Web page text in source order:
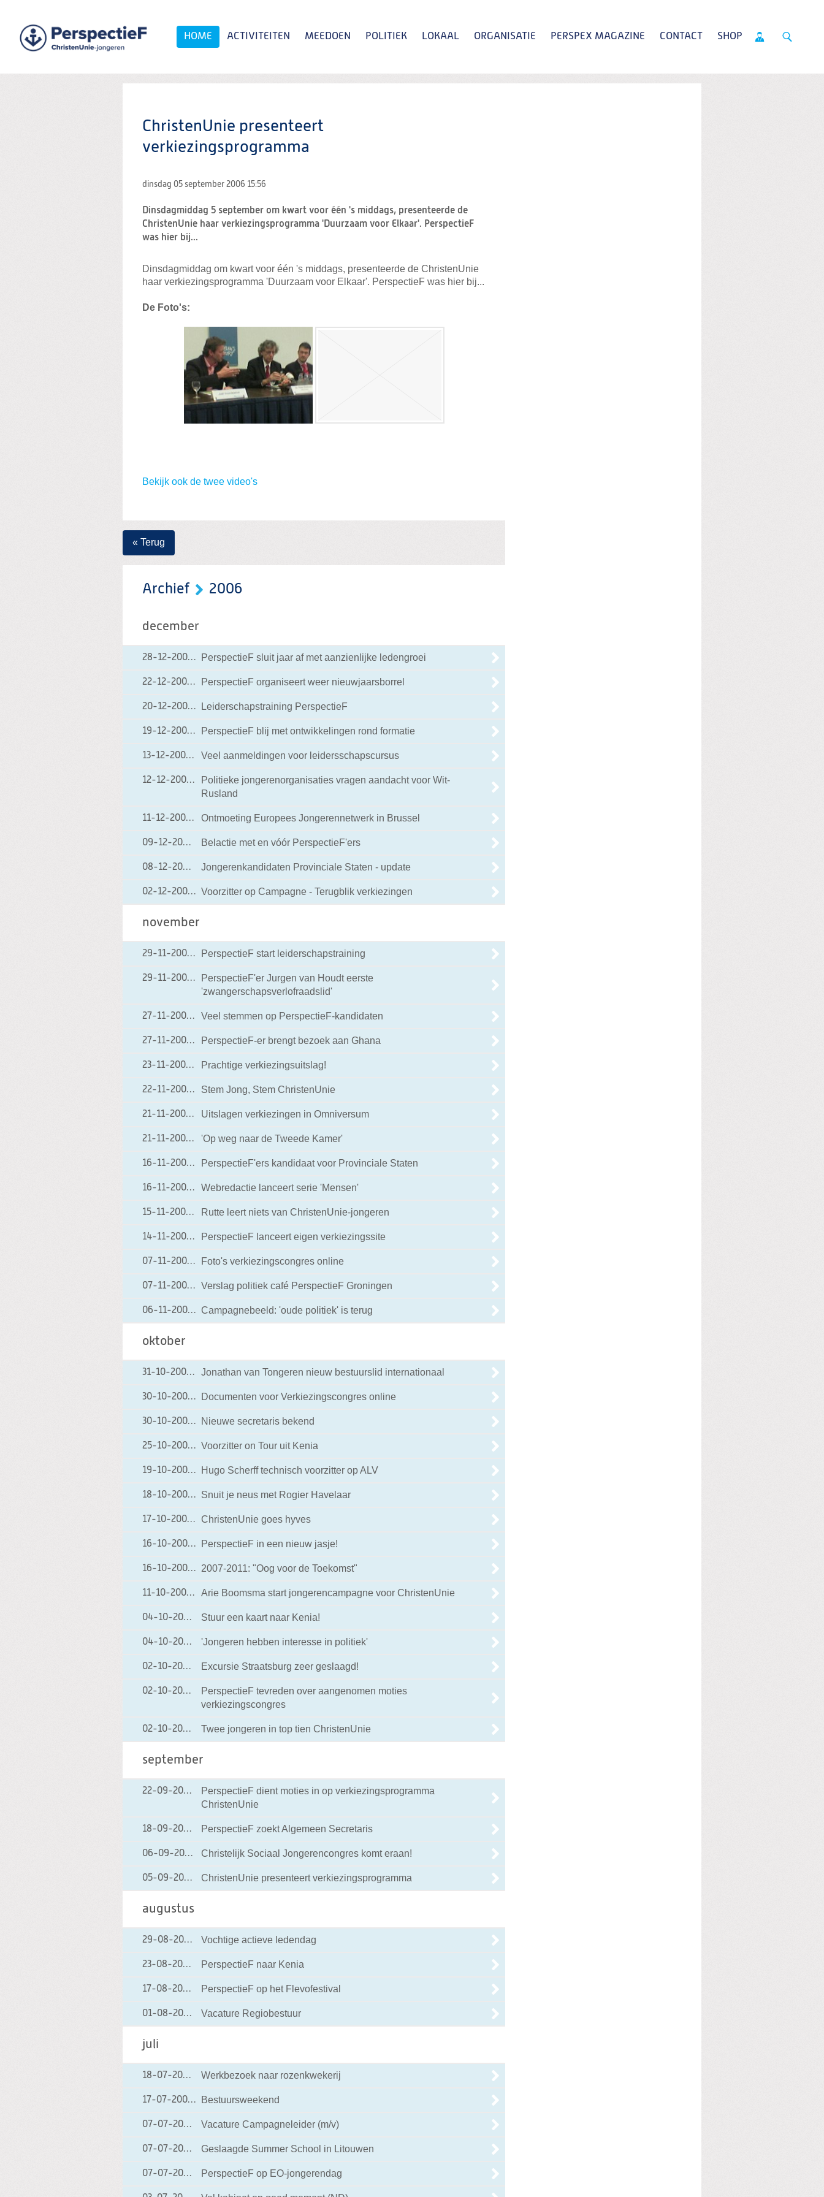
Spring
naar
HOME ACTIVITEITEN MEEDOEN POLITIEK LOKAAL ORGANISATIE PERSPEX MAGAZINE CONTACT SHOP
ChristenUnie presenteert
verkiezingsprogramma
dinsdag 05 september 2006 15:56
Dinsdagmiddag 5 september om kwart voor één 's middags, presenteerde de
ChristenUnie haar verkiezingsprogramma 'Duurzaam voor Elkaar'. PerspectieF
was hier bij...
Dinsdagmiddag om kwart voor één 's middags, presenteerde de ChristenUnie
haar verkiezingsprogramma 'Duurzaam voor Elkaar'. PerspectieF was hier bij...
De Foto's:
Bekijk ook de twee video's
« Terug
Archief 2006
december
28-12-200628-12-2006 16:25
PerspectieF sluit jaar af met aanzienlijke ledengroei
22-12-200622-12-2006 16:07
PerspectieF organiseert weer nieuwjaarsborrel
20-12-200620-12-2006 15:04
Leiderschapstraining PerspectieF
19-12-200619-12-2006 13:38
PerspectieF blij met ontwikkelingen rond formatie
13-12-200613-12-2006 15:38
Veel aanmeldingen voor leidersschapscursus
12-12-200612-12-2006 09:12
Politieke jongerenorganisaties vragen aandacht voor Wit-
Rusland
11-12-200611-12-2006 15:18
Ontmoeting Europees Jongerennetwerk in Brussel
09-12-2006 09-12-2006 15:28
Belactie met en vóór PerspectieF'ers
08-12-2006 08-12-2006 11:53
Jongerenkandidaten Provinciale Staten - update
02-12-200602-12-2006 18:48
Voorzitter op Campagne - Terugblik verkiezingen
november
29-11-200629-11-2006 16:55
PerspectieF start leiderschapstraining
29-11-200629-11-2006 07:38
PerspectieF'er Jurgen van Houdt eerste
'zwangerschapsverlofraadslid'
27-11-200627-11-2006 18:20
Veel stemmen op PerspectieF-kandidaten
27-11-200627-11-2006 08:12
PerspectieF-er brengt bezoek aan Ghana
23-11-200623-11-2006 15:57
Prachtige verkiezingsuitslag!
22-11-200622-11-2006 09:00
Stem Jong, Stem ChristenUnie
21-11-200621-11-2006 15:55
Uitslagen verkiezingen in Omniversum
21-11-200621-11-2006 06:17
'Op weg naar de Tweede Kamer'
16-11-200616-11-2006 18:00
PerspectieF'ers kandidaat voor Provinciale Staten
16-11-200616-11-2006 12:15
Webredactie lanceert serie 'Mensen'
15-11-200615-11-2006 00:02
Rutte leert niets van ChristenUnie-jongeren
14-11-200614-11-2006 13:46
PerspectieF lanceert eigen verkiezingssite
07-11-200607-11-2006 20:01
Foto's verkiezingscongres online
07-11-200607-11-2006 07:11
Verslag politiek café PerspectieF Groningen
06-11-200606-11-2006 10:51
Campagnebeeld: 'oude politiek' is terug
oktober
31-10-200631-10-2006 16:02
Jonathan van Tongeren nieuw bestuurslid internationaal
30-10-200630-10-2006 20:13
Documenten voor Verkiezingscongres online
30-10-200630-10-2006 10:39
Nieuwe secretaris bekend
25-10-200625-10-2006 13:02
Voorzitter on Tour uit Kenia
19-10-200619-10-2006 10:03
Hugo Scherff technisch voorzitter op ALV
18-10-200618-10-2006 10:12
Snuit je neus met Rogier Havelaar
17-10-200617-10-2006 10:16
ChristenUnie goes hyves
16-10-200616-10-2006 11:44
PerspectieF in een nieuw jasje!
16-10-200616-10-2006 10:12
2007-2011: "Oog voor de Toekomst"
11-10-200611-10-2006 20:49
Arie Boomsma start jongerencampagne voor ChristenUnie
04-10-2006 04-10-2006 21:04
Stuur een kaart naar Kenia!
04-10-2006 04-10-2006 10:57
'Jongeren hebben interesse in politiek'
02-10-2006 02-10-2006 22:39
Excursie Straatsburg zeer geslaagd!
02-10-2006 02-10-2006 09:15
PerspectieF tevreden over aangenomen moties
verkiezingscongres
02-10-2006 02-10-2006 09:11
Twee jongeren in top tien ChristenUnie
september
22-09-2006 22-09-2006 12:56
PerspectieF dient moties in op verkiezingsprogramma
ChristenUnie
18-09-2006 18-09-2006 17:30
PerspectieF zoekt Algemeen Secretaris
06-09-2006 06-09-2006 15:43
Christelijk Sociaal Jongerencongres komt eraan!
05-09-2006 05-09-2006 15:56
ChristenUnie presenteert verkiezingsprogramma
augustus
29-08-2006 29-08-2006 11:56
Vochtige actieve ledendag
23-08-2006 23-08-2006 12:38
PerspectieF naar Kenia
17-08-2006 17-08-2006 17:38
PerspectieF op het Flevofestival
01-08-2006 01-08-2006 14:19
Vacature Regiobestuur
juli
18-07-2006 18-07-2006 13:06
Werkbezoek naar rozenkwekerij
17-07-200617-07-2006 16:30
Bestuursweekend
07-07-2006 07-07-2006 15:25
Vacature Campagneleider (m/v)
07-07-2006 07-07-2006 14:00
Geslaagde Summer School in Litouwen
07-07-2006 07-07-2006 13:56
PerspectieF op EO-jongerendag